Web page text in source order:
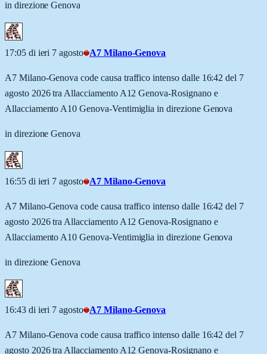
in direzione Genova
17:05 di ieri 7 agosto A7 Milano-Genova
A7 Milano-Genova code causa traffico intenso dalle 16:42 del 7
agosto 2026 tra Allacciamento A12 Genova-Rosignano e
Allacciamento A10 Genova-Ventimiglia in direzione Genova
in direzione Genova
16:55 di ieri 7 agosto A7 Milano-Genova
A7 Milano-Genova code causa traffico intenso dalle 16:42 del 7
agosto 2026 tra Allacciamento A12 Genova-Rosignano e
Allacciamento A10 Genova-Ventimiglia in direzione Genova
in direzione Genova
16:43 di ieri 7 agosto A7 Milano-Genova
A7 Milano-Genova code causa traffico intenso dalle 16:42 del 7
agosto 2026 tra Allacciamento A12 Genova-Rosignano e